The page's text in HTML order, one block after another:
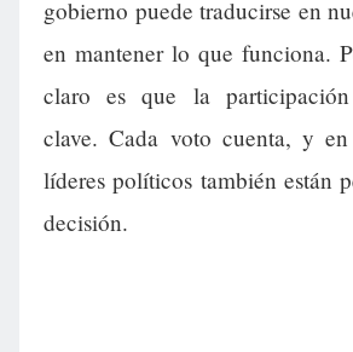
gobierno puede traducirse en
en mantener lo que funciona.
claro es que la
clave. Cada voto cuenta, y
líderes políticos también están
decisión.